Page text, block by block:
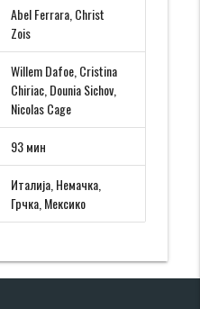
Abel Ferrara, Christ
Zois
Willem Dafoe, Cristina
Chiriac, Dounia Sichov,
Nicolas Cage
93 мин
Италија, Немачка,
Грчка, Мексико